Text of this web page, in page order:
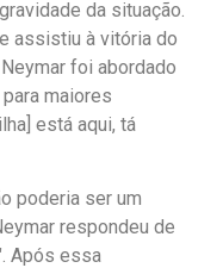
da situação.
assistiu à vitória do
foi abordado
maiores
está aqui, tá
poderia ser um
respondeu de
Após essa